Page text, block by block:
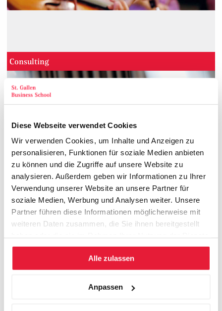
Diese Webseite verwendet Cookies
Wir verwenden Cookies, um Inhalte und Anzeigen zu
personalisieren, Funktionen für soziale Medien anbieten
zu können und die Zugriffe auf unsere Website zu
analysieren. Außerdem geben wir Informationen zu Ihrer
Verwendung unserer Website an unsere Partner für
soziale Medien, Werbung und Analysen weiter. Unsere
Partner führen diese Informationen möglicherweise mit
weiteren Daten zusammen, die Sie ihnen bereitgestellt
gesammelt haben.
Alle zulassen
Anpassen
Consulting
Mehr Informationen über umsetzungsorientierte Consulting-
Projekte
Management Valley St. Gallen